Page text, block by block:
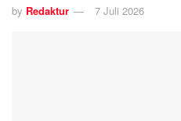
by Redaktur 7 Juli 2026